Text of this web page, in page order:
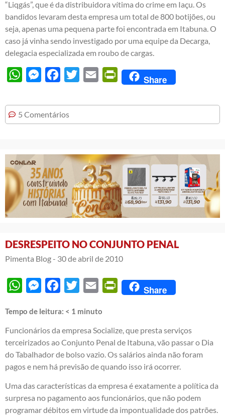
“Liqgás”, que é da distribuidora vítima do crime em Iaçu. Os
bandidos levaram desta empresa um total de 800 botijões, ou
seja, apenas uma pequena parte foi encontrada em Itabuna. O
caso já vinha sendo investigado por uma equipe da Decarga,
delegacia especializada em roubo de cargas.
WhatsAppMessengerFacebook
Twitter Email PrintFriendly
Share
5 Comentários
DESRESPEITO NO CONJUNTO PENAL
Pimenta Blog - 30 de abril de 2010
WhatsAppMessengerFacebook
Twitter Email PrintFriendly
Share
Tempo de leitura: < 1 minuto
Funcionários da empresa Socialize, que presta serviços
terceirizados ao Conjunto Penal de Itabuna, vão passar o Dia
do Tabalhador de bolso vazio. Os salários ainda não foram
pagos e nem há previsão de quando isso irá ocorrer.
Uma das características da empresa é exatamente a política da
surpresa no pagamento aos funcionários, que não podem
programar débitos em virtude da impontualidade dos patrões.